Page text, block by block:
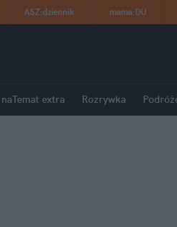
ASZ:dziennik mama:DU
naTemat extra Rozrywka